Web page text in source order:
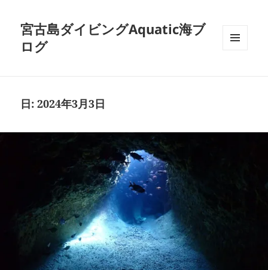
宮古島ダイビングAquatic海ブ
ログ
日:2024年3月3日